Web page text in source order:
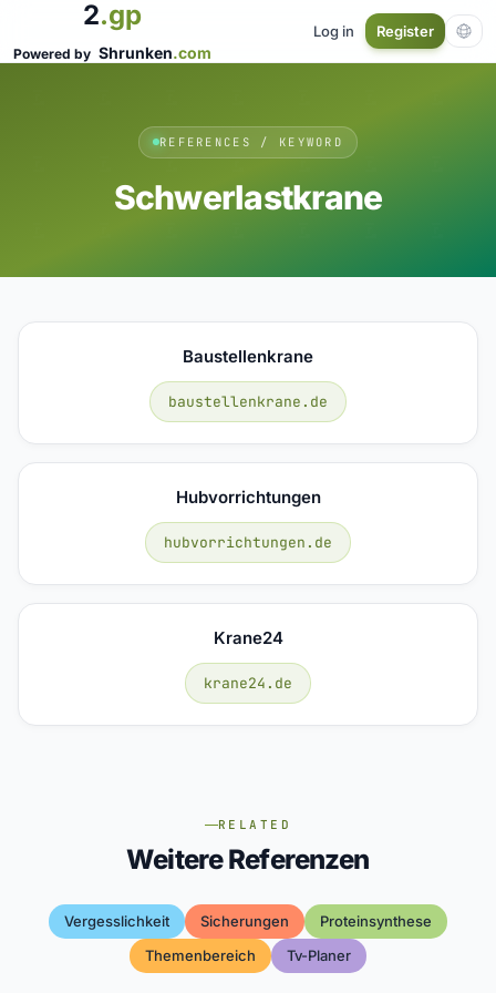
2.gp
Powered by Shrunken.com
Log in Register
REFERENCES / KEYWORD
Schwerlastkrane
Baustellenkrane
baustellenkrane.de
Hubvorrichtungen
hubvorrichtungen.de
Krane24
krane24.de
RELATED
Weitere Referenzen
Vergesslichkeit Sicherungen
Proteinsynthese
Themenbereich
Tv-Planer